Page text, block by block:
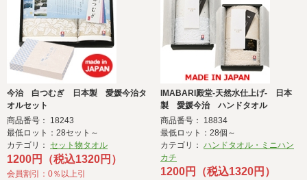
今治 白つむぎ 日本製 愛媛今治タ
オルセット
商品番号： 18243
最低ロット：28セット～
カテゴリ： セット物タオル
1200円（税込1320円）
会員割引：0％以上引
IMABARI殿堂‐天然水仕上げ‐ 日本
製 愛媛今治 ハンドタオル
商品番号： 18834
最低ロット：28個～
カテゴリ： ハンドタオル・ミニハン
カチ
1200円（税込1320円）